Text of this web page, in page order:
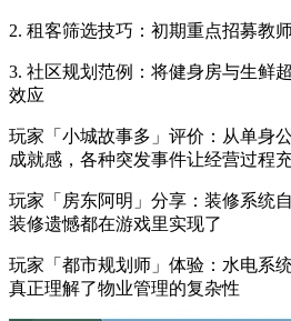
2. 租客筛选技巧：初期重点招募教
3. 社区规划范例：将健身房与生鲜
效应
玩家「小城故事多」评价：从单身
成就感，各种突发事件让经营过程
玩家「房东阿明」分享：装修系统
装修遗憾都在游戏里实现了
玩家「都市规划师」体验：水电系
真正理解了物业管理的复杂性